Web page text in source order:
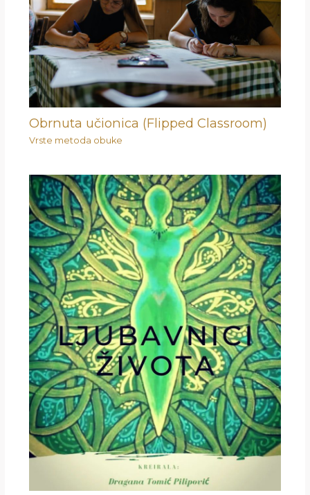
Obrnuta učionica (Flipped Classroom)
Vrste metoda obuke